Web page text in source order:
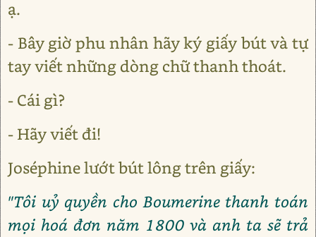
ạ.
- Bây giờ phu nhân hãy ký giấy bút và tự
tay viết những dòng chữ thanh thoát.
- Cái gì?
- Hãy viết đi!
Joséphine lướt bút lông trên giấy:
"Tôi uỷ quyền cho Boumerine thanh toán
mọi hoá đơn năm 1800 và anh ta sẽ trả